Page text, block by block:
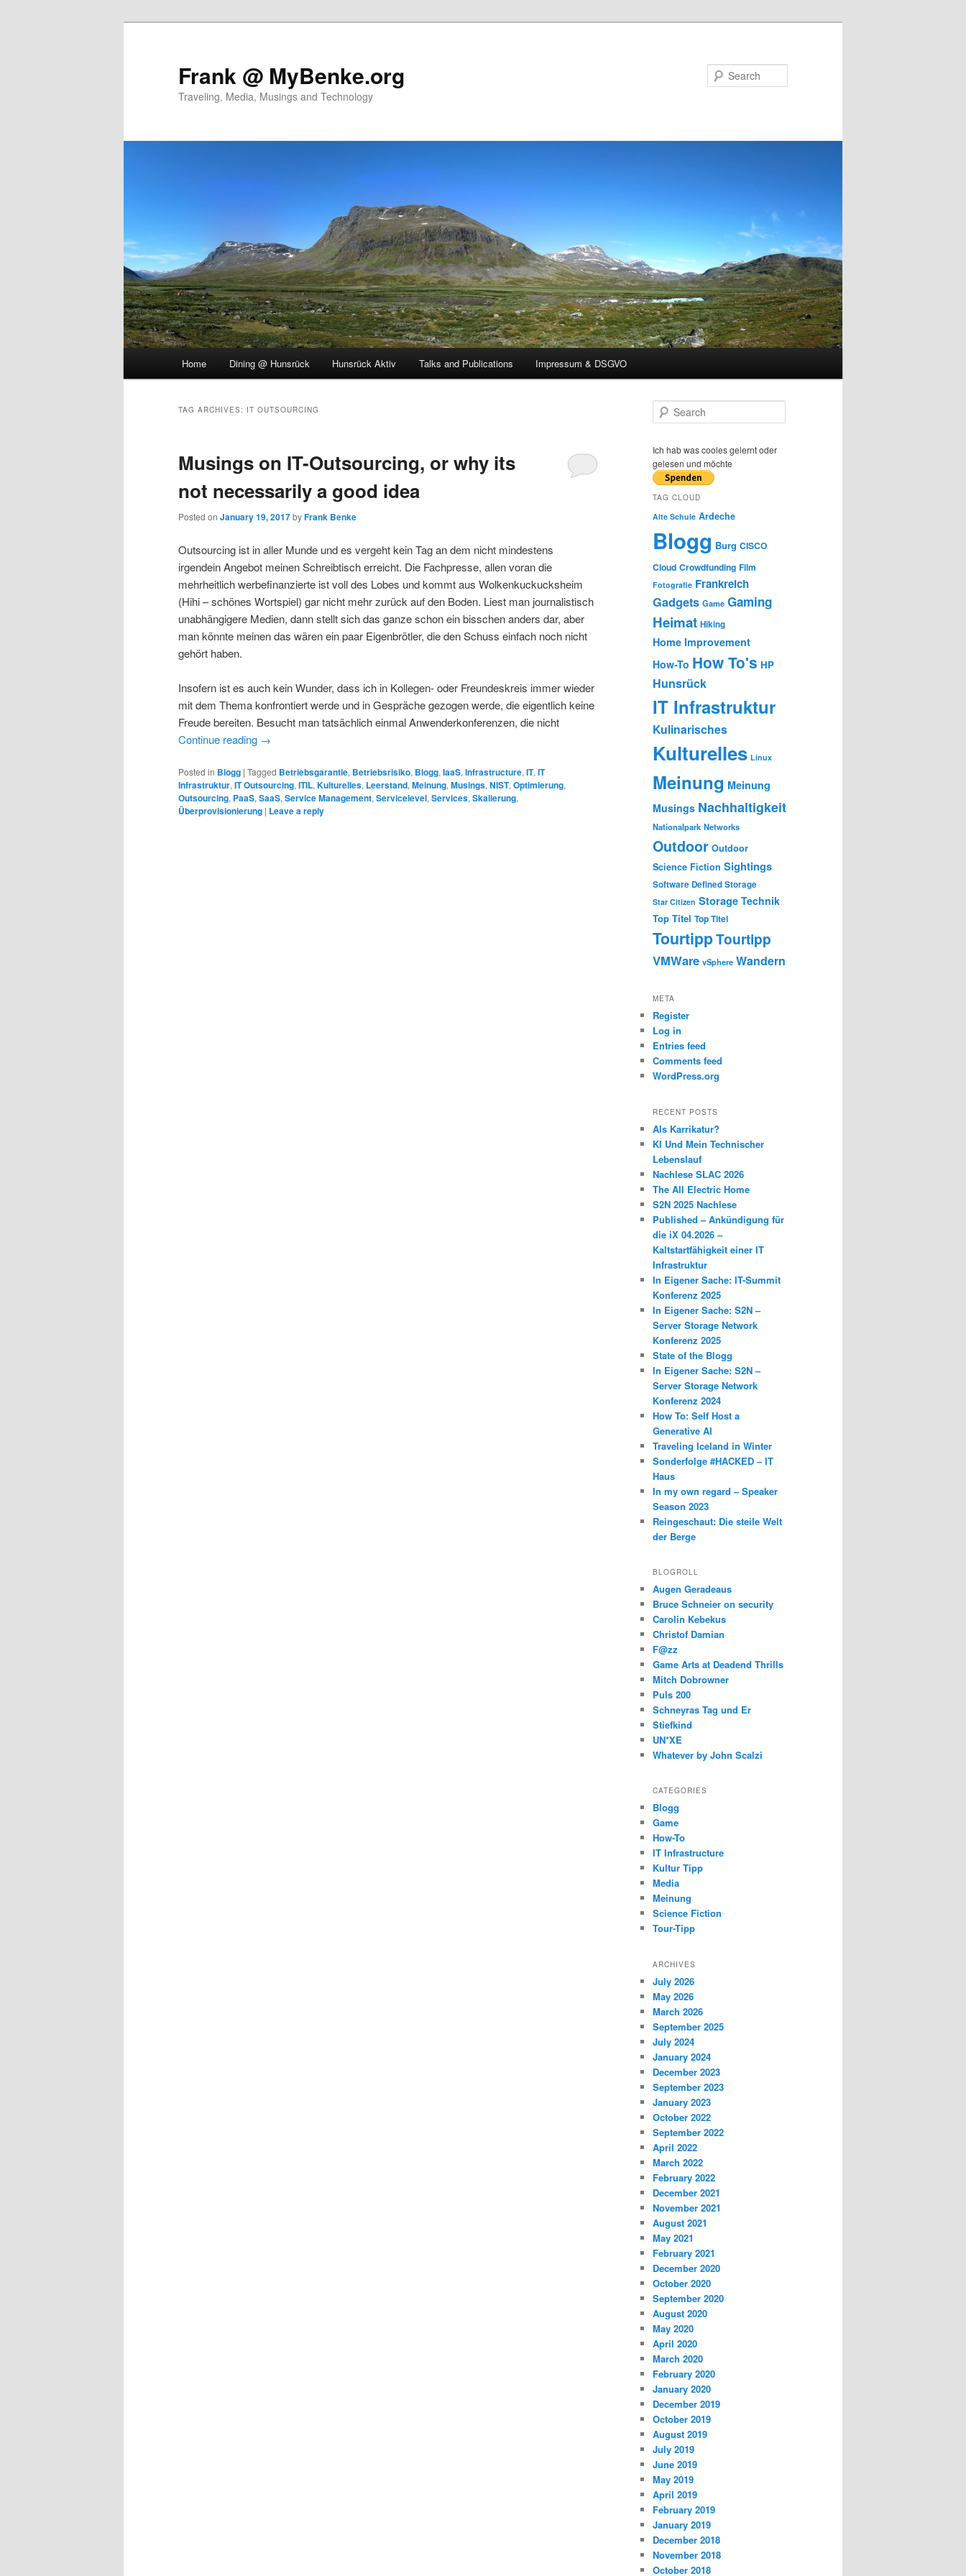
Frank @ MyBenke.org
Traveling, Media, Musings and Technology
Home Dining @ Hunsrück Hunsrück Aktiv Talks and Publications Impressum & DSGVO
TAG ARCHIVES: IT OUTSOURCING
Musings on IT-Outsourcing, or why its
not necessarily a good idea
Posted on January 19, 2017byFrank Benke
Outsourcing ist in aller Munde und es vergeht kein Tag an dem nicht mindestens
irgendein Angebot meinen Schreibtisch erreicht. Die Fachpresse, allen voran die
mehrheitlich werbefinanzierte ist voll des Lobes und kommt aus Wolkenkuckucksheim
(Hihi – schönes Wortspiel) gar nicht mehr zurück auf den Boden. Liest man journalistisch
unabhängigere Medien, dann stellt sich das ganze schon ein bisschen anders dar, aber
man könnte meinen das wären ein paar Eigenbrötler, die den Schuss einfach noch nicht
gehört haben.
Insofern ist es auch kein Wunder, dass ich in Kollegen- oder Freundeskreis immer wieder
mit dem Thema konfrontiert werde und in Gespräche gezogen werde, die eigentlich keine
Freude bereiten. Besucht man tatsächlich einmal Anwenderkonferenzen, die nicht
Continue reading →
Posted in Blogg | Tagged Betriebsgarantie, Betriebsrisiko, Blogg, IaaS, Infrastructure, IT, IT
Infrastruktur, IT Outsourcing, ITIL, Kulturelles, Leerstand, Meinung, Musings, NIST, Optimierung,
Outsourcing, PaaS, SaaS, Service Management, Servicelevel, Services, Skalierung,
Überprovisionierung | Leave a reply
e
r
c
h
Ich hab was cooles gelernt oder
gelesen und möchte
TAG CLOUD
Alte Schule Ardeche
Blogg Burg CISCO
Cloud Crowdfunding Film
Fotografie Frankreich
Gadgets Game Gaming
Heimat Hiking
Home Improvement
How-To How To's HP
Hunsrück
IT Infrastruktur
Kulinarisches
Kulturelles Linux
Meinung Meinung
Musings Nachhaltigkeit
Nationalpark Networks
Outdoor Outdoor
Science Fiction Sightings
Software Defined Storage
Star Citizen Storage Technik
Top Titel Top Titel
TourtippTourtipp
VMWare vSphere Wandern
META
Register
Log in
Entries feed
Comments feed
WordPress.org
RECENT POSTS
Als Karrikatur?
KI Und Mein Technischer
Lebenslauf
Nachlese SLAC 2026
The All Electric Home
S2N 2025 Nachlese
Published – Ankündigung für
die iX 04.2026 –
Kaltstartfähigkeit einer IT
Infrastruktur
In Eigener Sache: IT-Summit
Konferenz 2025
In Eigener Sache: S2N –
Server Storage Network
Konferenz 2025
State of the Blogg
In Eigener Sache: S2N –
Server Storage Network
Konferenz 2024
How To: Self Host a
Generative AI
Traveling Iceland in Winter
Sonderfolge #HACKED – IT
Haus
In my own regard – Speaker
Season 2023
Reingeschaut: Die steile Welt
der Berge
BLOGROLL
Augen Geradeaus
Bruce Schneier on security
Carolin Kebekus
Christof Damian
F@zz
Game Arts at Deadend Thrills
Mitch Dobrowner
Puls 200
Schneyras Tag und Er
Stiefkind
UN*XE
Whatever by John Scalzi
CATEGORIES
Blogg
Game
How-To
IT Infrastructure
Kultur Tipp
Media
Meinung
Science Fiction
Tour-Tipp
ARCHIVES
July 2026
May 2026
March 2026
September 2025
July 2024
January 2024
December 2023
September 2023
January 2023
October 2022
September 2022
April 2022
March 2022
February 2022
December 2021
November 2021
August 2021
May 2021
February 2021
December 2020
October 2020
September 2020
August 2020
May 2020
April 2020
March 2020
February 2020
January 2020
December 2019
October 2019
August 2019
July 2019
June 2019
May 2019
April 2019
February 2019
January 2019
December 2018
November 2018
October 2018